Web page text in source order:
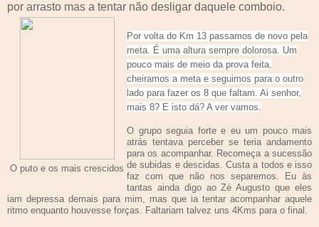
por arrasto mas a tentar não desligar daquele comboio.
O puto e os mais crescidos
Por volta do Km 13 passamos de novo pela
meta. É uma altura sempre dolorosa. Um
pouco mais de meio da prova feita,
cheiramos a meta e seguimos para o outro
lado para fazer os 8 que faltam. Ai senhor,
mais 8? E isto dá? A ver vamos.
O grupo seguia forte e eu um pouco mais
atrás tentava perceber se teria andamento
para os acompanhar. Recomeça a sucessão
de subidas e descidas. Custa a todos e isso
faz com que não nos separemos. Eu às
tantas ainda digo ao Zé Augusto que eles
iam depressa demais para mim, mas que ia tentar acompanhar aquele
ritmo enquanto houvesse forças. Faltariam talvez uns 4Kms para o final.